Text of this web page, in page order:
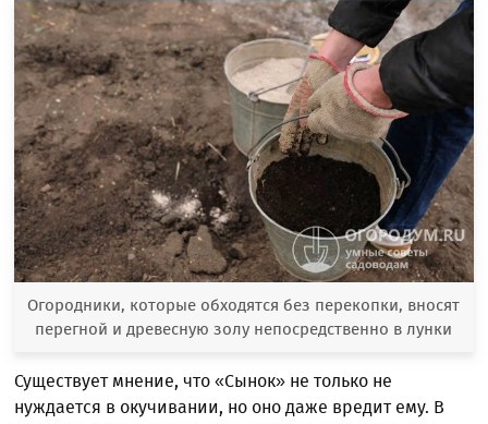
Огородники, которые обходятся без перекопки, вносят
перегной и древесную золу непосредственно в лунки
Существует мнение, что «Сынок» не только не
нуждается в окучивании, но оно даже вредит ему. В